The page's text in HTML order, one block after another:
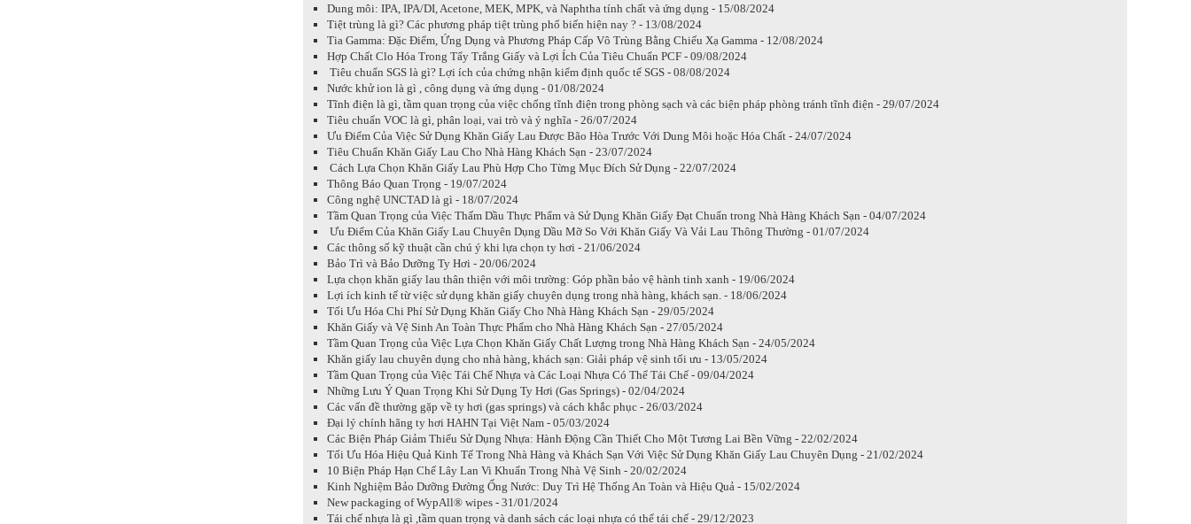
Dung môi: IPA, IPA/DI, Acetone, MEK, MPK, và Naphtha tính chất và ứng dụng - 15/08/2024
Tiệt trùng là gì? Các phương pháp tiệt trùng phổ biến hiện nay ? - 13/08/2024
Tia Gamma: Đặc Điểm, Ứng Dụng và Phương Pháp Cấp Vô Trùng Bằng Chiếu Xạ Gamma - 12/08/2024
Hợp Chất Clo Hóa Trong Tẩy Trắng Giấy và Lợi Ích Của Tiêu Chuẩn PCF - 09/08/2024
Tiêu chuẩn SGS là gì? Lợi ích của chứng nhận kiểm định quốc tế SGS - 08/08/2024
Nước khử ion là gì , công dụng và ứng dụng - 01/08/2024
Tĩnh điện là gì, tầm quan trọng của việc chống tĩnh điện trong phòng sạch và các biện pháp phòng tránh tĩnh điện - 29/07/2024
Tiêu chuẩn VOC là gì, phân loại, vai trò và ý nghĩa - 26/07/2024
Ưu Điểm Của Việc Sử Dụng Khăn Giấy Lau Được Bão Hòa Trước Với Dung Môi hoặc Hóa Chất - 24/07/2024
Tiêu Chuẩn Khăn Giấy Lau Cho Nhà Hàng Khách Sạn - 23/07/2024
Cách Lựa Chọn Khăn Giấy Lau Phù Hợp Cho Từng Mục Đích Sử Dụng - 22/07/2024
Thông Báo Quan Trọng - 19/07/2024
Công nghệ UNCTAD là gì - 18/07/2024
Tầm Quan Trọng của Việc Thấm Dầu Thực Phẩm và Sử Dụng Khăn Giấy Đạt Chuẩn trong Nhà Hàng Khách Sạn - 04/07/2024
Ưu Điểm Của Khăn Giấy Lau Chuyên Dụng Dầu Mỡ So Với Khăn Giấy Và Vải Lau Thông Thường - 01/07/2024
Các thông số kỹ thuật cần chú ý khi lựa chọn ty hơi - 21/06/2024
Bảo Trì và Bảo Dưỡng Ty Hơi - 20/06/2024
Lựa chọn khăn giấy lau thân thiện với môi trường: Góp phần bảo vệ hành tinh xanh - 19/06/2024
Lợi ích kinh tế từ việc sử dụng khăn giấy chuyên dụng trong nhà hàng, khách sạn. - 18/06/2024
Tối Ưu Hóa Chi Phí Sử Dụng Khăn Giấy Cho Nhà Hàng Khách Sạn - 29/05/2024
Khăn Giấy và Vệ Sinh An Toàn Thực Phẩm cho Nhà Hàng Khách Sạn - 27/05/2024
Tầm Quan Trọng của Việc Lựa Chọn Khăn Giấy Chất Lượng trong Nhà Hàng Khách Sạn - 24/05/2024
Khăn giấy lau chuyên dụng cho nhà hàng, khách sạn: Giải pháp vệ sinh tối ưu - 13/05/2024
Tầm Quan Trọng của Việc Tái Chế Nhựa và Các Loại Nhựa Có Thể Tái Chế - 09/04/2024
Những Lưu Ý Quan Trọng Khi Sử Dụng Ty Hơi (Gas Springs) - 02/04/2024
Các vấn đề thường gặp về ty hơi (gas springs) và cách khắc phục - 26/03/2024
Đại lý chính hãng ty hơi HAHN Tại Việt Nam - 05/03/2024
Các Biện Pháp Giảm Thiểu Sử Dụng Nhựa: Hành Động Cần Thiết Cho Một Tương Lai Bền Vững - 22/02/2024
Tối Ưu Hóa Hiệu Quả Kinh Tế Trong Nhà Hàng và Khách Sạn Với Việc Sử Dụng Khăn Giấy Lau Chuyên Dụng - 21/02/2024
10 Biện Pháp Hạn Chế Lây Lan Vi Khuẩn Trong Nhà Vệ Sinh - 20/02/2024
Kinh Nghiệm Bảo Dưỡng Đường Ống Nước: Duy Trì Hệ Thống An Toàn và Hiệu Quả - 15/02/2024
New packaging of WypAll® wipes - 31/01/2024
Tái chế nhựa là gì ,tầm quan trọng và danh sách các loại nhựa có thể tái chế - 29/12/2023